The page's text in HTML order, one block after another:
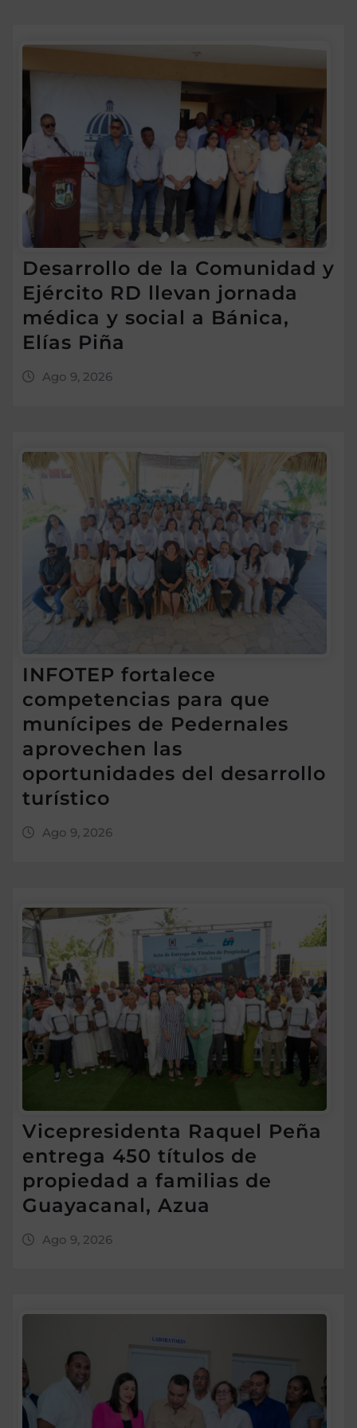
Desarrollo de la Comunidad y
Ejército RD llevan jornada
médica y social a Bánica,
Elías Piña
Ago 9, 2026
INFOTEP fortalece
competencias para que
munícipes de Pedernales
aprovechen las
oportunidades del desarrollo
turístico
Ago 9, 2026
Vicepresidenta Raquel Peña
entrega 450 títulos de
propiedad a familias de
Guayacanal, Azua
Ago 9, 2026